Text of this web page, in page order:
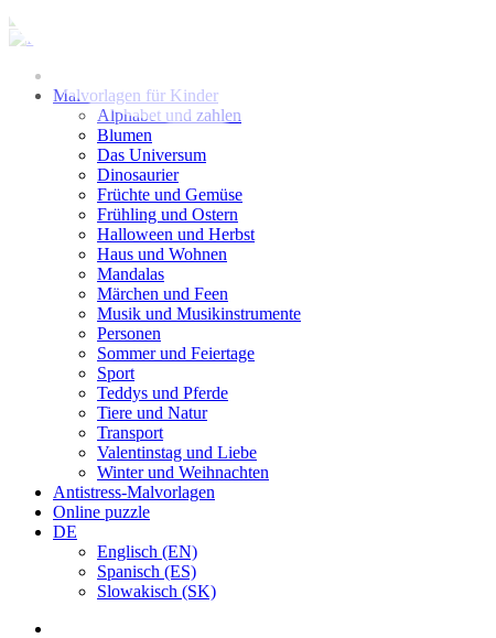
Zum
Inhalt
Malvorlagen für Kinder
Alphabet und zahlen
Blumen
Das Universum
Dinosaurier
Früchte und Gemüse
Frühling und Ostern
Halloween und Herbst
Haus und Wohnen
Mandalas
Märchen und Feen
Musik und Musikinstrumente
Personen
Sommer und Feiertage
Sport
Teddys und Pferde
Tiere und Natur
Transport
Valentinstag und Liebe
Winter und Weihnachten
Antistress-Malvorlagen
Online puzzle
DE
Englisch (EN)
Spanisch (ES)
Slowakisch (SK)